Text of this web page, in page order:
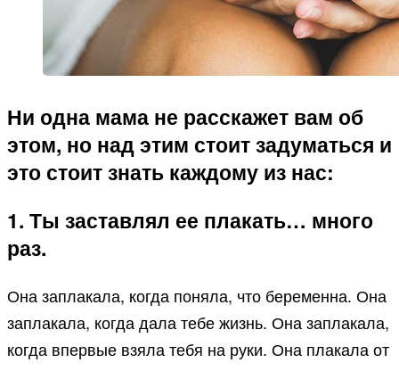
Ни одна мама не расскажет вам об
этом, но над этим стоит задуматься и
это стоит знать каждому из нас:
1. Ты заставлял ее плакать… много
раз.
Она заплакала, когда поняла, что беременна. Она
заплакала, когда дала тебе жизнь. Она заплакала,
когда впервые взяла тебя на руки. Она плакала от